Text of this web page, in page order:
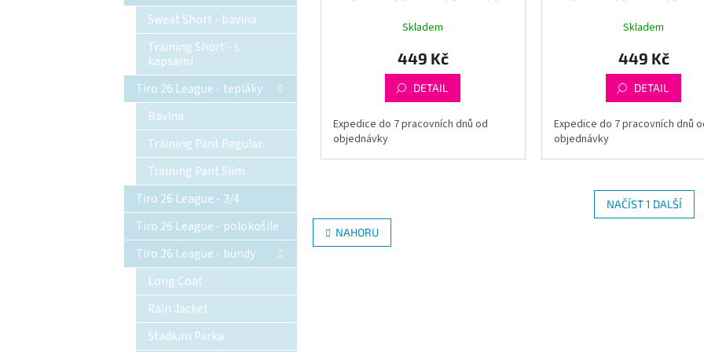
Sweat Short - bavlna
Training Short - s
kapsami
Tiro 26 League - tepláky
Bavlna
Training Pant Regular
Training Pant Slim
Tiro 26 League - 3/4
Tiro 26 League - polokošile
Tiro 26 League - bundy
Long Coat
Rain Jacket
Stadium Parka
Skladem
449 Kč
DETAIL
Expedice do 7 pracovních dnů od
objednávky
Skladem
449 Kč
DETAIL
Expedice do 7 pracovních dnů
objednávky
NAČÍST 1 DALŠÍ
NAHORU